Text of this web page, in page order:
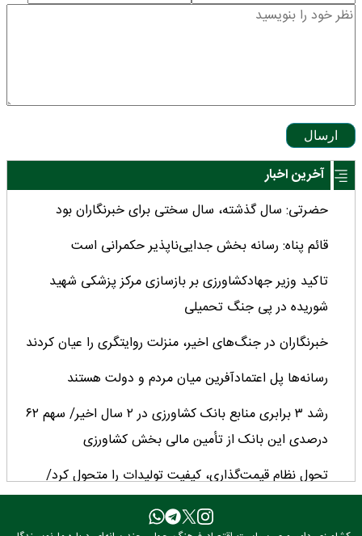
ارسال
آخرین اخبار
حضرتی: سال گذشته، سال سختی برای خبرنگاران بود
قائم پناه: رسانه بخش جدایی‌ناپذیر حکمرانی است
تاکید وزیر جهادکشاورزی بر بازسازی مرکز پزشکی شهید
شوریده در پی جنگ تحمیلی
خبرنگاران در جنگ‌های اخیر، منزلت روایتگری را عیان کردند
رسانه‌ها پل اعتمادآفرین میان مردم و دولت هستند
رشد ۳ برابری منابع بانک کشاورزی در ۲ سال اخیر/ سهم ۶۲
درصدی این بانک از تأمین مالی بخش کشاورزی
تحول نظام قیمت‌گذاری، کیفیت تولیدات را متحول کرد/
چشم‌انداز مثبت تولید دانه‌های روغنی پس از ۳۰ سال